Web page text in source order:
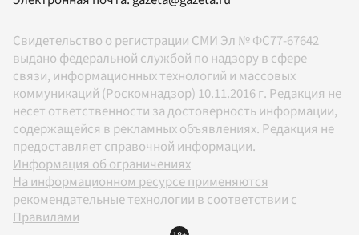
Свидетельство о регистрации СМИ Эл № ФС77-67642
выдано федеральной службой по надзору в сфере
связи, информационных технологий и массовых
коммуникаций (Роскомнадзор) 10.11.2016 г. Редакция не
несет ответственности за достоверность информации,
содержащейся в рекламных объявлениях. Редакция не
предоставляет справочной информации.
Информация об ограничениях
На информационном ресурсе применяются
рекомендательные технологии в соответствии с
Правилами